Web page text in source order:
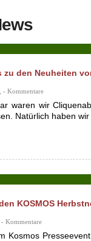
den Neuheiten
- Kommentare
waren wir
Natürlich haben
KOSMOS
Kommentare
Kosmos